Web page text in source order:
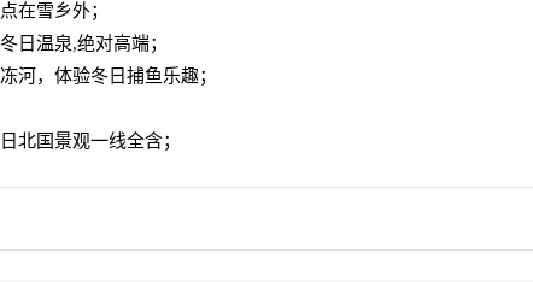
在雪乡外；
日温泉,绝对高端；
河，体验冬日捕鱼乐趣；
北国景观一线全含；